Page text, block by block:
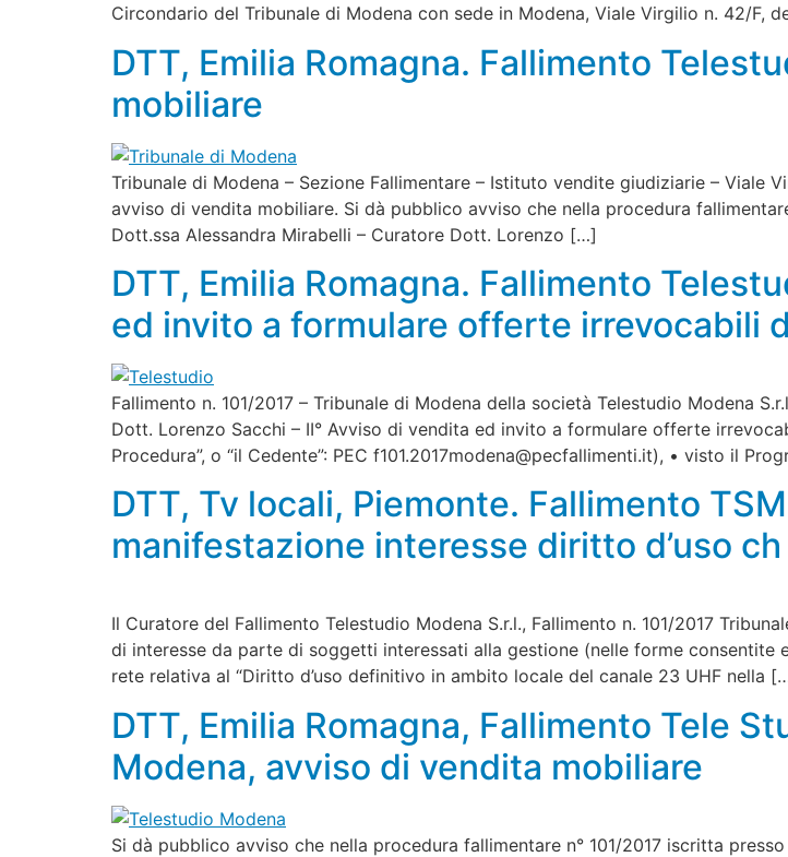
Circondario del Tribunale di Modena con sede in Modena, Viale Virgilio n. 42/F,
DTT, Emilia Romagna. Fallimento
mobiliare
Tribunale di Modena – Sezione Fallimentare – Istituto vendite giudiziarie – Viale
avviso di vendita mobiliare. Si dà pubblico avviso che nella procedura
Dott.ssa Alessandra Mirabelli – Curatore Dott. Lorenzo […]
DTT, Emilia Romagna. Fallimento
ed invito a formulare offerte irrevocabili
Fallimento n. 101/2017 – Tribunale di Modena della società Telestudio Modena
Dott. Lorenzo Sacchi – II° Avviso di vendita ed invito a formulare offerte
Procedura”, o “il Cedente”: PEC f101.2017modena@pecfallimenti.it), • visto il
DTT, Tv locali, Piemonte. Fallimento
manifestazione interesse diritto d’uso
Il Curatore del Fallimento Telestudio Modena S.r.l., Fallimento n. 101/2017
di interesse da parte di soggetti interessati alla gestione (nelle forme
rete relativa al “Diritto d’uso definitivo in ambito locale del canale 23 UHF nella
DTT, Emilia Romagna, Fallimento Tele
Modena, avviso di vendita mobiliare
Si dà pubblico avviso che nella procedura fallimentare n° 101/2017 iscritta